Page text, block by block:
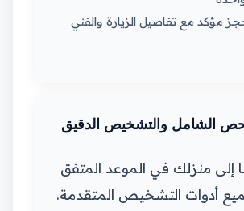
مؤكد مع تفاصيل الزيارة والفني
الشامل والتشخيص الدقيق
إلى منزلك في الموعد المتفق
أدوات التشخيص المتقدمة.